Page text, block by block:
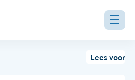
Lees voor